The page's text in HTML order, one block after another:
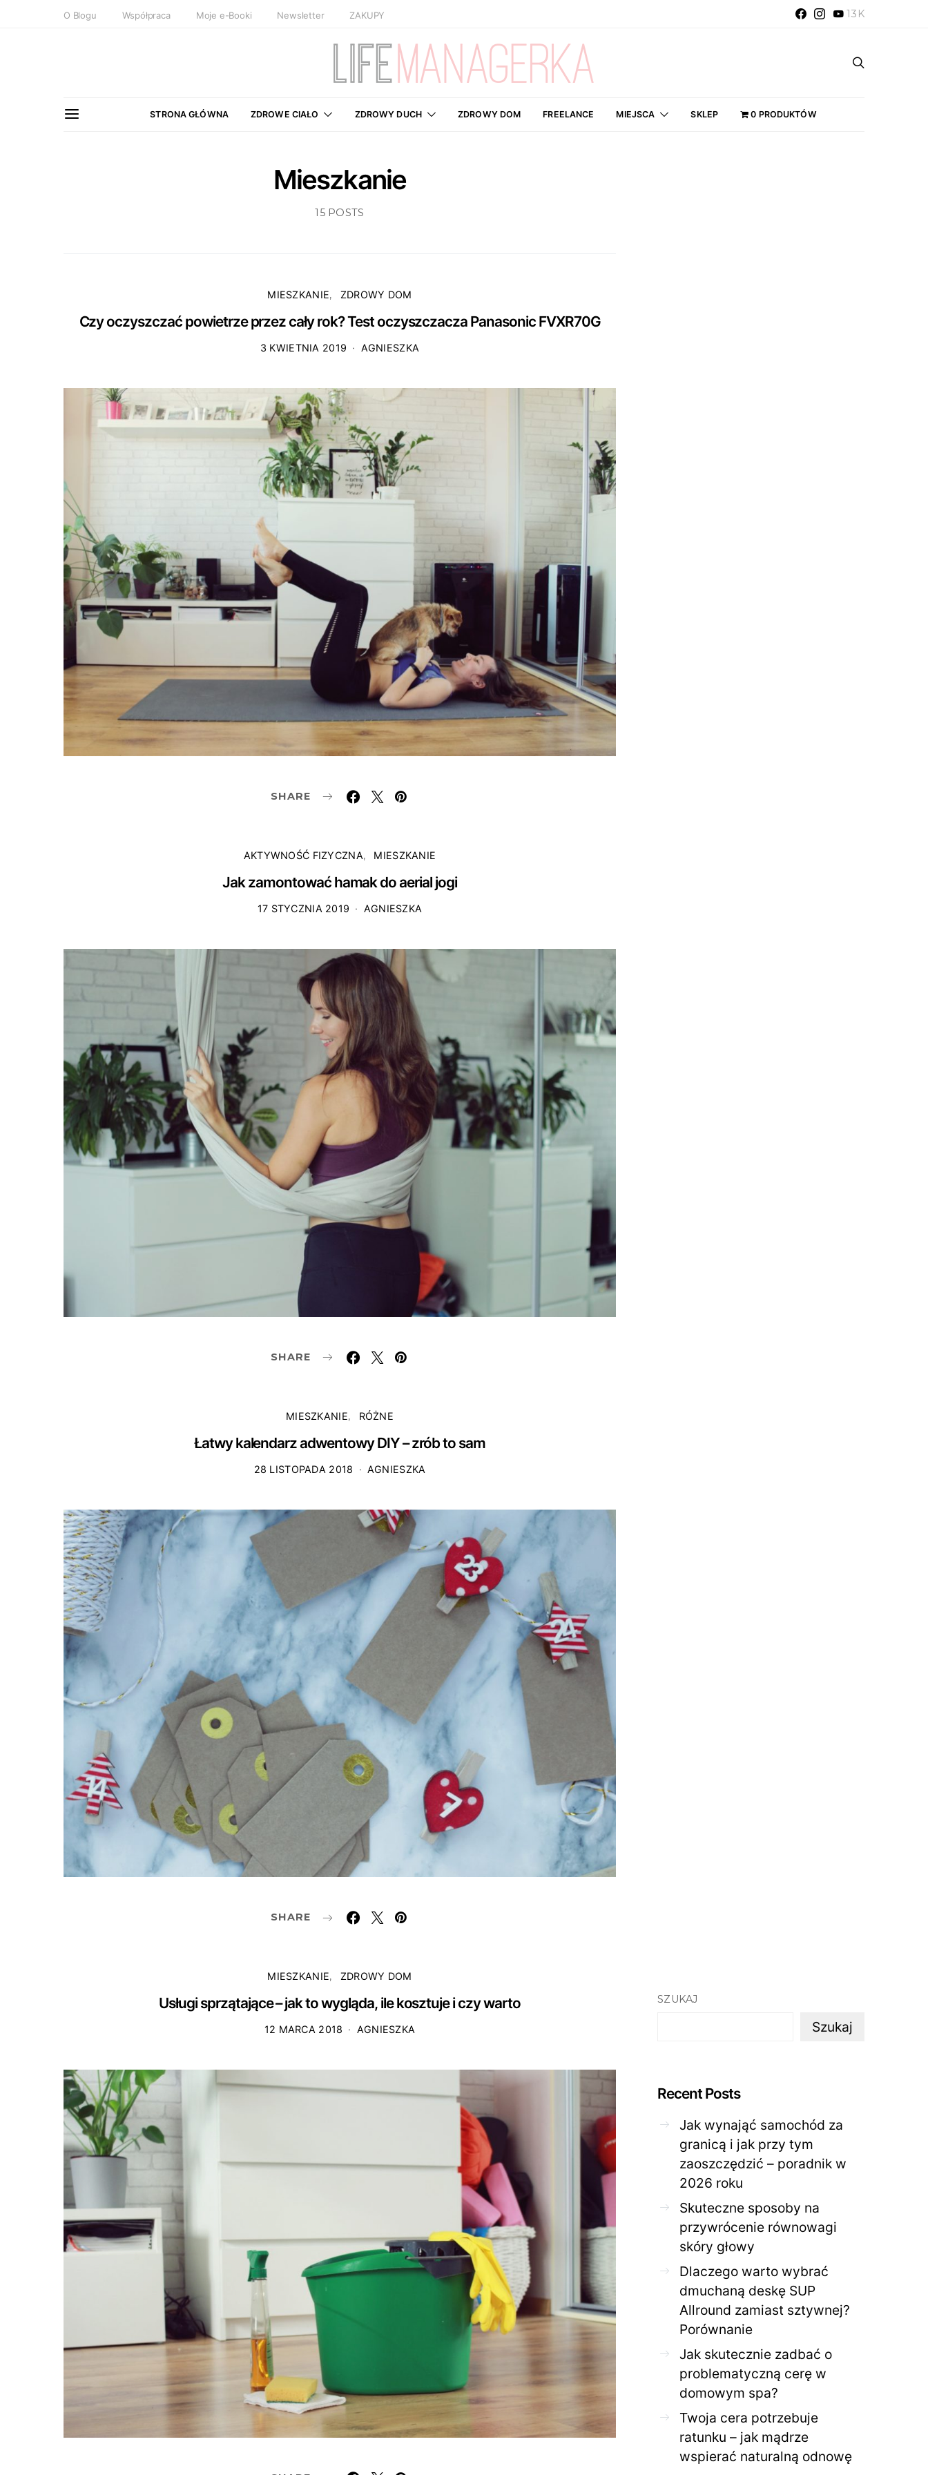
O Blogu Współpraca Moje e-Booki Newsletter ZAKUPY 13K
STRONA GŁÓWNA ZDROWE CIAŁO ZDROWY DUCH ZDROWY DOM FREELANCE MIEJSCA SKLEP 0 PRODUKTÓW
Mieszkanie
15 POSTS
MIESZKANIE ZDROWY DOM
Czy oczyszczać powietrze przez cały rok? Test oczyszczacza Panasonic FVXR70G
3 KWIETNIA 2019 AGNIESZKA
SHARE
AKTYWNOŚĆ FIZYCZNA MIESZKANIE
Jak zamontować hamak do aerial jogi
17 STYCZNIA 2019 AGNIESZKA
SHARE
MIESZKANIE RÓŻNE
Łatwy kalendarz adwentowy DIY – zrób to sam
28 LISTOPADA 2018 AGNIESZKA
SHARE
MIESZKANIE ZDROWY DOM
Usługi sprzątające – jak to wygląda, ile kosztuje i czy warto
12 MARCA 2018 AGNIESZKA
SZUKAJ
Szukaj
Recent Posts
Jak wynająć samochód za
granicą i jak przy tym
zaoszczędzić – poradnik w
2026 roku
Skuteczne sposoby na
przywrócenie równowagi
skóry głowy
Dlaczego warto wybrać
dmuchaną deskę SUP
Allround zamiast sztywnej?
Porównanie
Jak skutecznie zadbać o
problematyczną cerę w
domowym spa?
Twoja cera potrzebuje
ratunku – jak mądrze
wspierać naturalną odnowę